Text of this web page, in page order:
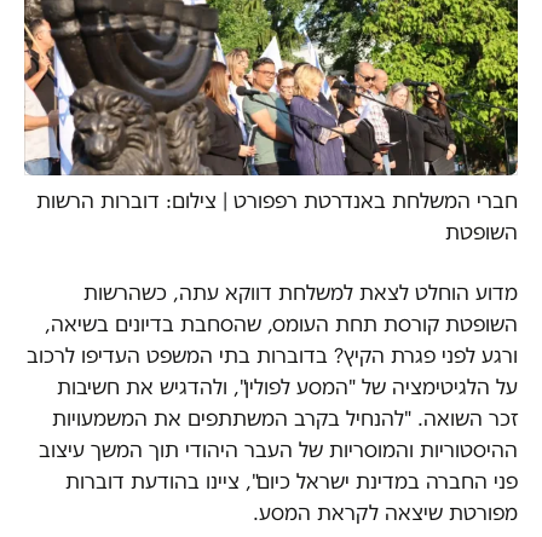
חברי המשלחת באנדרטת רפפורט | צילום: דוברות הרשות
השופטת
מדוע הוחלט לצאת למשלחת דווקא עתה, כשהרשות
השופטת קורסת תחת העומס, שהסחבת בדיונים בשיאה,
ורגע לפני פגרת הקיץ? בדוברות בתי המשפט העדיפו לרכוב
על הלגיטימציה של "המסע לפולין", ולהדגיש את חשיבות
זכר השואה. "להנחיל בקרב המשתתפים את המשמעויות
ההיסטוריות והמוסריות של העבר היהודי תוך המשך עיצוב
פני החברה במדינת ישראל כיום", ציינו בהודעת דוברות
מפורטת שיצאה לקראת המסע.